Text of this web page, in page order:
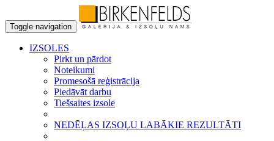
Toggle navigation
IZSOLES
Pirkt un pārdot
Noteikumi
Promesošā reģistrācija
Piedāvāt darbu
Tiešsaites izsole
NEDĒĻAS IZSOĻU LABĀKIE REZULTĀTI